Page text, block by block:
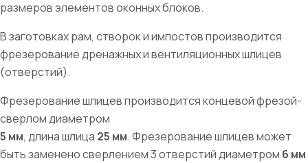
размеров элементов оконных блоков.
В заготовках рам, створок и импостов производится
фрезерование дренажных и вентиляционных шлицев
(отверстий).
Фрезерование шлицев производится концевой фрезой-
сверлом диаметром
5 мм, длина шлица 25 мм. Фрезерование шлицев может
быть заменено сверлением 3 отверстий диаметром 6 мм